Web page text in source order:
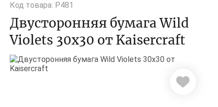
Код товара: P481
Двусторонняя бумага Wild
Violets 30х30 от Kaisercraft